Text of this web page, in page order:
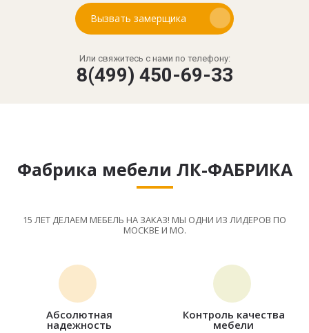
Вызвать замерщика
Или свяжитесь с нами по телефону:
8(499) 450-69-33
Фабрика мебели ЛК-ФАБРИКА
15 ЛЕТ ДЕЛАЕМ МЕБЕЛЬ НА ЗАКАЗ! МЫ ОДНИ ИЗ ЛИДЕРОВ ПО
МОСКВЕ И МО.
Абсолютная
надежность
Контроль качества
мебели